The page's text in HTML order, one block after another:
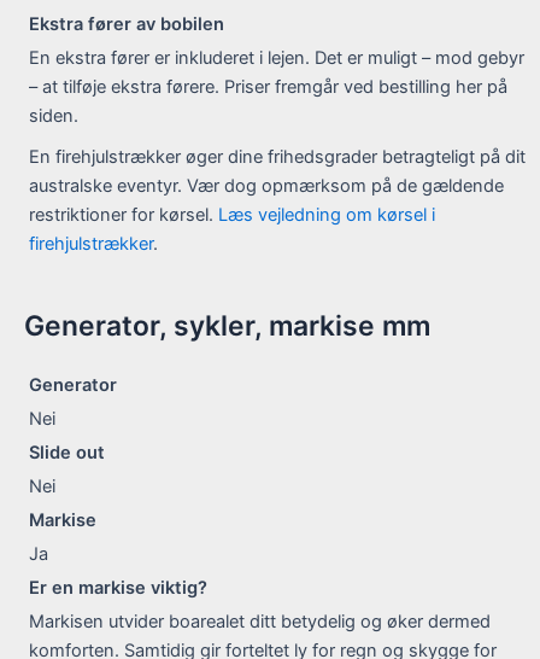
Ekstra fører av bobilen
En ekstra fører er inkluderet i lejen. Det er muligt – mod gebyr
– at tilføje ekstra førere. Priser fremgår ved bestilling her på
siden.
En firehjulstrækker øger dine frihedsgrader betragteligt på dit
australske eventyr. Vær dog opmærksom på de gældende
restriktioner for kørsel. Læs vejledning om kørsel i
firehjulstrækker.
Generator, sykler, markise mm
Generator
Nei
Slide out
Nei
Markise
Ja
Er en markise viktig?
Markisen utvider boarealet ditt betydelig og øker dermed
komforten. Samtidig gir forteltet ly for regn og skygge for